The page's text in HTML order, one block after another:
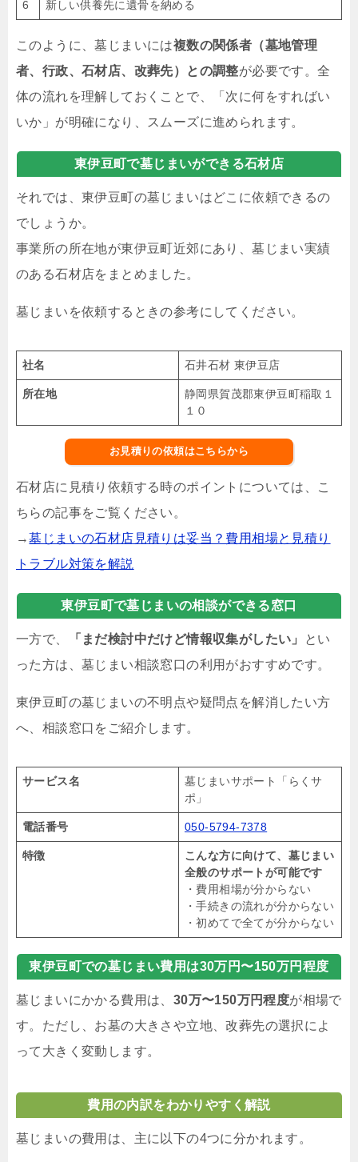
6 新しい供養先に遺骨を納める
このように、墓じまいには複数の関係者（墓地管理
者、行政、石材店、改葬先）との調整が必要です。全
体の流れを理解しておくことで、「次に何をすればい
いか」が明確になり、スムーズに進められます。
東伊豆町で墓じまいができる石材店
それでは、東伊豆町の墓じまいはどこに依頼できるの
でしょうか。
事業所の所在地が東伊豆町近郊にあり、墓じまい実績
のある石材店をまとめました。
墓じまいを依頼するときの参考にしてください。
社名 石井石材 東伊豆店
所在地
静岡県賀茂郡東伊豆町稲取１
１０
お見積りの依頼はこちらから
石材店に見積り依頼する時のポイントについては、こ
ちらの記事をご覧ください。
→墓じまいの石材店見積りは妥当？費用相場と見積り
トラブル対策を解説
東伊豆町で墓じまいの相談ができる窓口
一方で、 「まだ検討中だけど情報収集がしたい」
とい
った方は、墓じまい相談窓口の利用がおすすめです。
東伊豆町の墓じまいの不明点や疑問点を解消したい方
へ、相談窓口をご紹介します。
サービス名
墓じまいサポート「らくサ
ポ」
電話番号 050-5794-7378
特徴
こんな方に向けて、墓じまい
全般のサポートが可能です
・費用相場が分からない
・手続きの流れが分からない
・初めてで全てが分からない
東伊豆町での墓じまい費用は30万円〜150万円程度
墓じまいにかかる費用は、 30万〜150万円程度が相場で
す。ただし、お墓の大きさや立地、改葬先の選択によ
って大きく変動します。
費用の内訳をわかりやすく解説
墓じまいの費用は、主に以下の4つに分かれます。